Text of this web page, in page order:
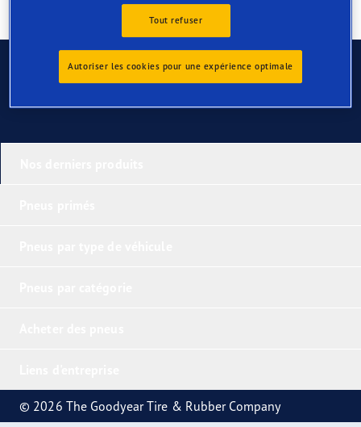
Contactez-nous
© 2026 The Goodyear Tire & Rubber Company
Tout refuser
Autoriser les cookies pour une expérience optimale